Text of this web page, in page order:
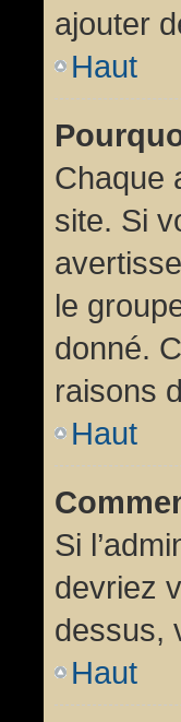
ajouter
Haut
Chaque
site. Si
le
donné.
raisons
Haut
Si
devriez
dessus,
Haut